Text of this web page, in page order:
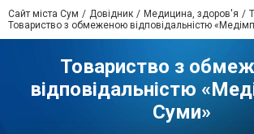
Сайт міста Сум Довідник Медицина, здоров'я
Товариство з обмеженою відповідальністю
Товариство з
відповідальністю
Суми»